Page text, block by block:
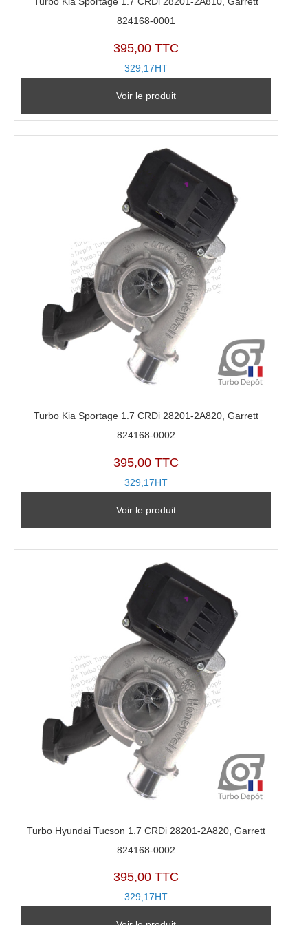
824168-0001
395,00 TTC
329,17HT
Voir le produit
Turbo Kia Sportage 1.7 CRDi 28201-2A820, Garrett
824168-0002
395,00 TTC
329,17HT
Voir le produit
Turbo Hyundai Tucson 1.7 CRDi 28201-2A820, Garrett
824168-0002
395,00 TTC
329,17HT